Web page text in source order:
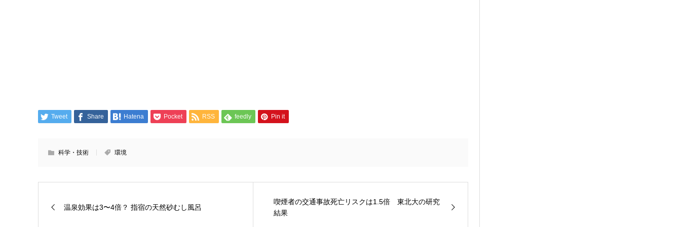
Tweet Share Hatena Pocket RSS feedly Pin it
科学・技術 環境
温泉効果は3〜4倍？ 指宿の天然砂むし風呂
喫煙者の交通事故死亡リスクは1.5倍 東北大の研究
結果